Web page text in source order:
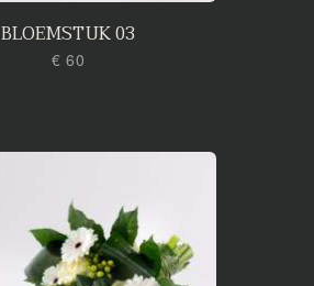
BLOEMSTUK 03
€ 60